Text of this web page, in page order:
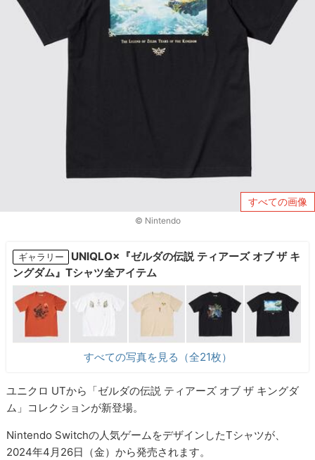
すべての画像
© Nintendo
ギャラリー
UNIQLO×『ゼルダの伝説 ティアーズ オブ ザ キ
ングダム』Tシャツ全アイテム
すべての写真を見る（全21枚）
ユニクロ UTから「ゼルダの伝説 ティアーズ オブ ザ キングダ
ム」コレクションが新登場。
Nintendo Switchの人気ゲームをデザインしたTシャツが、
2024年4月26日（金）から発売されます。